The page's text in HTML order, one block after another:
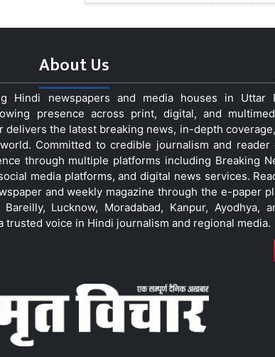
About Us
Hindi newspapers and media houses in Uttar
presence across print, digital, and
the latest breaking news, in-depth
Committed to credible journalism and reader
through multiple platforms including Breaking
media platforms, and digital news services.
and weekly magazine through the e-paper
Lucknow, Moradabad, Kanpur, Ayodhya,
trusted voice in Hindi journalism and regional media.